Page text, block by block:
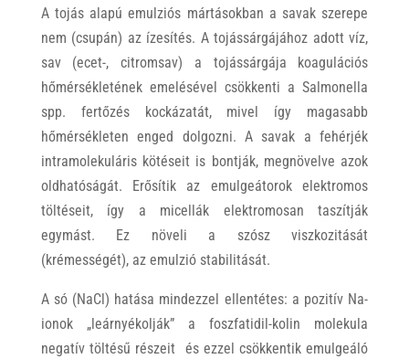
A tojás alapú emulziós mártásokban a savak szerepe
nem (csupán) az ízesítés. A tojássárgájához adott víz,
sav (ecet-, citromsav) a tojássárgája koagulációs
hőmérsékletének emelésével csökkenti a Salmonella
spp. fertőzés kockázatát, mivel így magasabb
hőmérsékleten enged dolgozni. A savak a fehérjék
intramolekuláris kötéseit is bontják, megnövelve azok
oldhatóságát. Erősítik az emulgeátorok elektromos
töltéseit, így a micellák elektromosan taszítják
egymást. Ez növeli a szósz viszkozitását
(krémességét), az emulzió stabilitását.
A só (NaCl) hatása mindezzel ellentétes: a pozitív Na-
ionok „leárnyékolják” a foszfatidil-kolin molekula
negatív töltésű részeit és ezzel csökkentik emulgeáló